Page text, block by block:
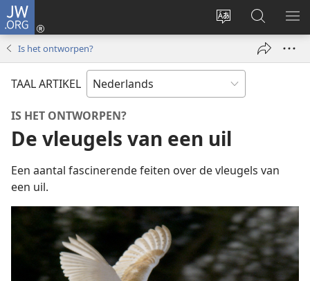
JW.ORG
Taal
wijzigen
Inloggen
(opent
Zoeken
op
JW.ORG
Is het ontworpen?
TAAL ARTIKEL
IS HET ONTWORPEN?
De vleugels van een uil
Een aantal fascinerende feiten over de vleugels van
een uil.